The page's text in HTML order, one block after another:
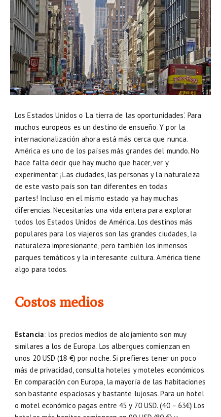
Los Estados Unidos o ‘La tierra de las oportunidades’. Para
muchos europeos es un destino de ensueño. Y por la
internacionalización ahora está más cerca que nunca.
América es uno de los países más grandes del mundo. No
hace falta decir que hay mucho que hacer, ver y
experimentar. ¡Las ciudades, las personas y la naturaleza
de este vasto país son tan diferentes en todas
partes! Incluso en el mismo estado ya hay muchas
diferencias. Necesitarías una vida entera para explorar
todos los Estados Unidos de América. Los destinos más
populares para los viajeros son las grandes ciudades, la
naturaleza impresionante, pero también los inmensos
parques temáticos y la interesante cultura. América tiene
algo para todos.
Costos medios
Estancia: los precios medios de alojamiento son muy
similares a los de Europa. Los albergues comienzan en
unos 20 USD (18 €) por noche. Si prefieres tener un poco
más de privacidad, consulta hoteles y moteles económicos.
En comparación con Europa, la mayoría de las habitaciones
son bastante espaciosas y bastante lujosas. Para un hotel
o motel económico pagas entre 45 y 70 USD. (40 – 63€) Los